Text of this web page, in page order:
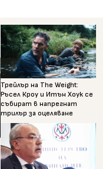
Трейлър на The Weight:
Ръсел Кроу и Итън Хоук се
събират в напрегнат
трилър за оцеляване